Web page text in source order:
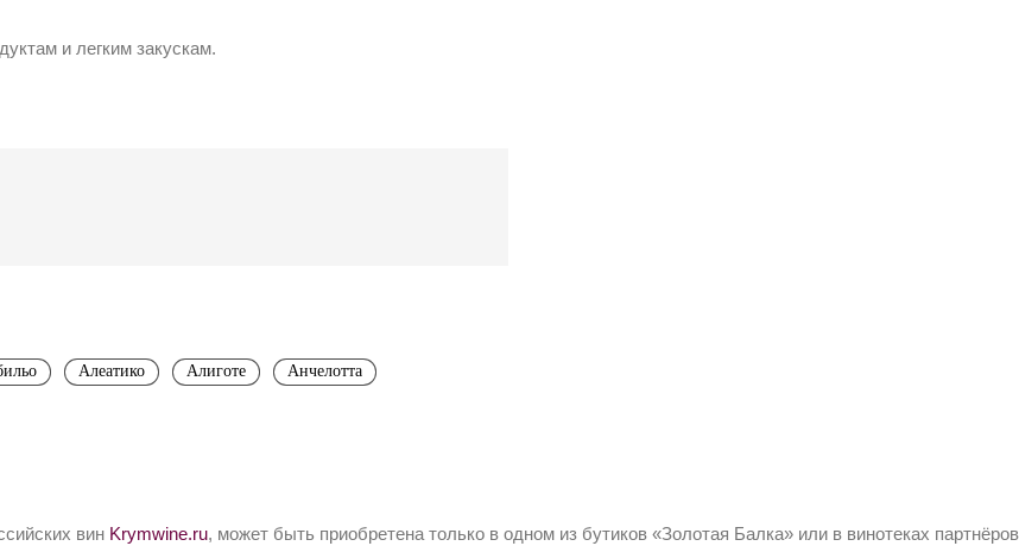
и легким закускам.
Алеатико Алиготе
Анчелотта
вин Krymwine.ru, может быть приобретена только в одном из бутиков «Золотая Балка» или в винотеках партнёров